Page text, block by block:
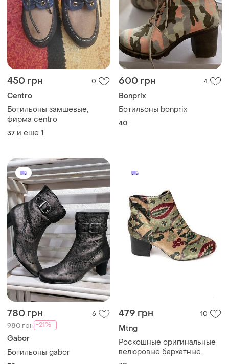
450 грн 0
Centro
Ботильоны замшевые,
фирма centro
37 и еще 1
600 грн 4
Bonprix
Ботильоны bonprix
40
780 грн 6
980 грн -21%
Gabor
Ботильоны gabor
479 грн 10
Mtng
Роскошные оригинальные
велюровые бархатные
ботильоны в узор mtng 38